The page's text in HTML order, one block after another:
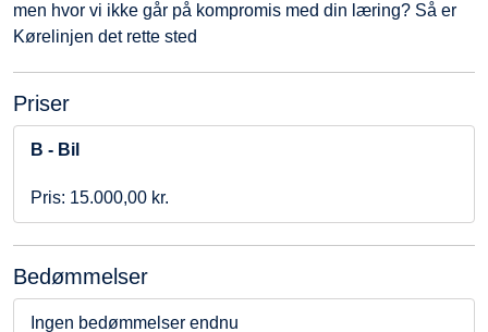
men hvor vi ikke går på kompromis med din læring? Så er
Kørelinjen det rette sted
Priser
B - Bil
Pris: 15.000,00 kr.
Bedømmelser
Ingen bedømmelser endnu